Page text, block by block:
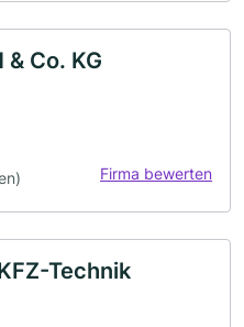
Co. KG
Firma bewerten
Technik